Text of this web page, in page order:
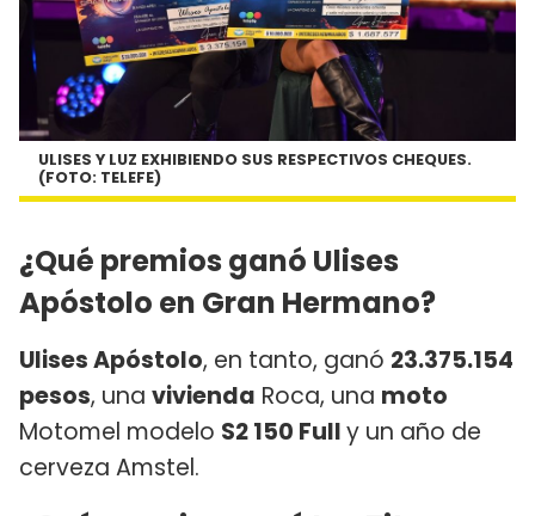
ULISES Y LUZ EXHIBIENDO SUS RESPECTIVOS CHEQUES.
(FOTO: TELEFE)
¿Qué premios ganó Ulises
Apóstolo en Gran Hermano?
Ulises Apóstolo, en tanto, ganó 23.375.154
pesos, una vivienda Roca, una moto
Motomel modelo S2 150 Fully un año de
cerveza Amstel.